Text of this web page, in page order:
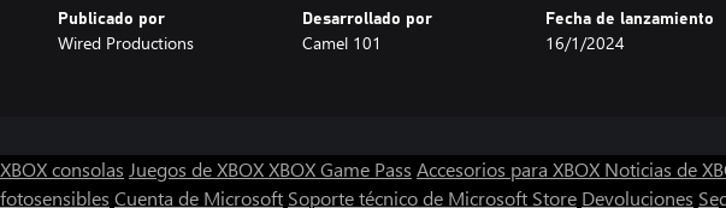
Publicado por
Wired Productions
Desarrollado por
Camel 101
Fecha de lanzamiento
16/1/2024
XBOX consolas Juegos de XBOXXBOX Game Pass Accesorios para XBOX Noticias de
fotosensibles Cuenta de Microsoft Soporte técnico de Microsoft Store Devoluciones